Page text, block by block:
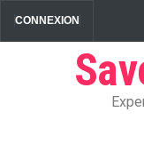
CONNEXION